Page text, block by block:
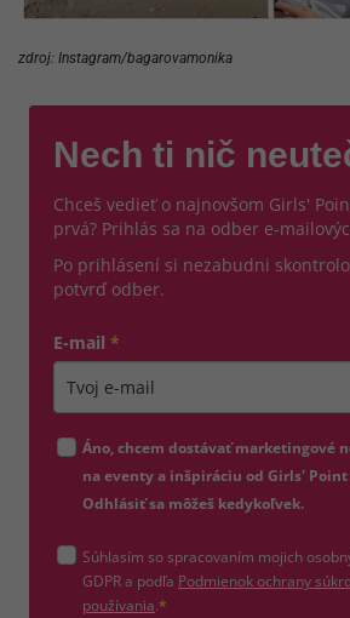
zdroj: Instagram/bagarovamonika
Nech ti nič
Chceš vedieť o najnovšom Girls'
prvá? Prihlás sa na odber e-
Po prihlásení si nezabudni
potvrď odber.
E-mail *
Áno, chcem dostávať marketingové
na eventy a inšpiráciu od Girls'
Odhlásiť sa môžeš kedykoľvek.
Súhlasím so spracovaním mojich
GDPR a podľa Podmienok ochrany
používania(otvorí sa v novom okne)
.*